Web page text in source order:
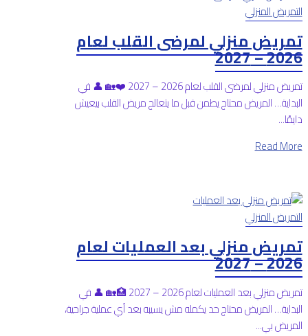
التمريض المنزلي
تمريض منزلي لمرضى القلب لعام
2026 – 2027
تمريض منزلي لمرضى القلب لعام 2026 – 2027 ❤️🏡 👤 في
البداية… المريض محتاج يطمن قبل ما يتعالج مريض القلب بيعيش
دايمًا...
Read More
التمريض المنزلي
تمريض منزلي بعد العمليات لعام
2026 – 2027
تمريض منزلي بعد العمليات لعام 2026 – 2027 🏥🏡 👤 في
البداية… المريض محتاج حد يكمله مش يسيبه بعد أي عملية جراحية،
المريض بي...